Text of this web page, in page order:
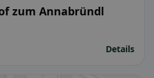
zum Annabründl
Details